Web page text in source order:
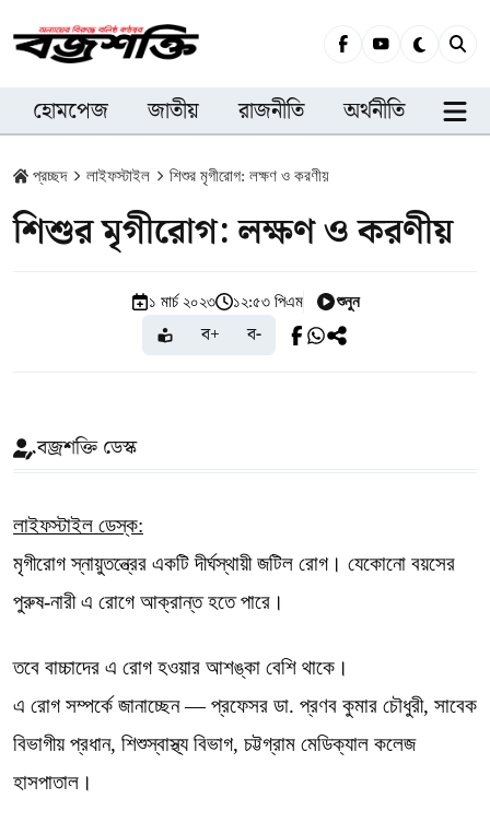
হোমপেজ জাতীয় রাজনীতি অর্থনীতি
প্রচ্ছদ লাইফস্টাইল শিশুর মৃগীরোগ: লক্ষণ ও করণীয়
শিশুর মৃগীরোগ: লক্ষণ ও করণীয়
১ মার্চ ২০২৩ ১২:৫৩ পিএম শুনুন
ব+ ব-
বজ্রশক্তি ডেস্ক
লাইফস্টাইল ডেস্ক:
মৃগীরোগ স্নায়ুতন্ত্রের একটি দীর্ঘস্থায়ী জটিল রোগ। যেকোনো বয়সের
পুরুষ-নারী এ রোগে আক্রান্ত হতে পারে।
তবে বাচ্চাদের এ রোগ হওয়ার আশঙ্কা বেশি থাকে।
এ রোগ সম্পর্কে জানাচ্ছেন — প্রফেসর ডা. প্রণব কুমার চৌধুরী, সাবেক
বিভাগীয় প্রধান, শিশুস্বাস্থ্য বিভাগ, চট্টগ্রাম মেডিক্যাল কলেজ
হাসপাতাল।